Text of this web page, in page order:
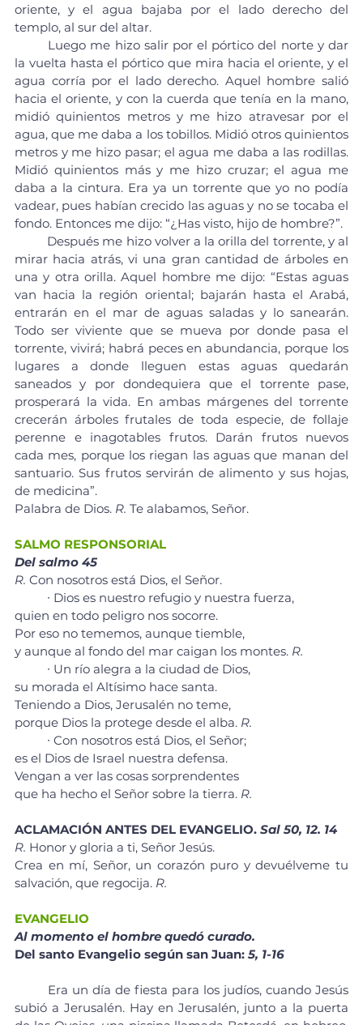
oriente, y el agua bajaba por el lado derecho del
templo, al sur del altar.
la vuelta hasta el pórtico que mira hacia el oriente, y el
agua corría por el lado derecho. Aquel hombre salió
hacia el oriente, y con la cuerda que tenía en la mano,
midió quinientos metros y me hizo atravesar por el
agua, que me daba a los tobillos. Midió otros quinientos
metros y me hizo pasar; el agua me daba a las rodillas.
Midió quinientos más y me hizo cruzar; el agua me
daba a la cintura. Era ya un torrente que yo no podía
vadear, pues habían crecido las aguas y no se tocaba el
fondo. Entonces me dijo: “¿Has visto, hijo de hombre?”.
mirar hacia atrás, vi una gran cantidad de árboles en
una y otra orilla. Aquel hombre me dijo: “Estas aguas
van hacia la región oriental; bajarán hasta el Arabá,
entrarán en el mar de aguas saladas y lo sanearán.
Todo ser viviente que se mueva por donde pasa el
torrente, vivirá; habrá peces en abundancia, porque los
lugares a donde lleguen estas aguas quedarán
saneados y por dondequiera que el torrente pase,
prosperará la vida. En ambas márgenes del torrente
crecerán árboles frutales de toda especie, de follaje
perenne e inagotables frutos. Darán frutos nuevos
cada mes, porque los riegan las aguas que manan del
santuario. Sus frutos servirán de alimento y sus hojas,
de medicina”.
Palabra de Dios. R. Te alabamos, Señor.
SALMO RESPONSORIAL
Del salmo 45
R. Con nosotros está Dios, el Señor.
	∙ Dios es nuestro refugio y nuestra fuerza,
quien en todo peligro nos socorre.
Por eso no tememos, aunque tiemble,
y aunque al fondo del mar caigan los montes. R.
	∙ Un río alegra a la ciudad de Dios,
su morada el Altísimo hace santa.
Teniendo a Dios, Jerusalén no teme,
porque Dios la protege desde el alba. R.
	∙ Con nosotros está Dios, el Señor;
es el Dios de Israel nuestra defensa.
Vengan a ver las cosas sorprendentes
que ha hecho el Señor sobre la tierra. R.
ACLAMACIÓN ANTES DEL EVANGELIO. Sal 50, 12. 14
R. Honor y gloria a ti, Señor Jesús.
Crea en mí, Señor, un corazón puro y devuélveme tu
salvación, que regocija. R.
EVANGELIO
Al momento el hombre quedó curado.
Del santo Evangelio según san Juan: 5, 1-16
subió a Jerusalén. Hay en Jerusalén, junto a la puerta